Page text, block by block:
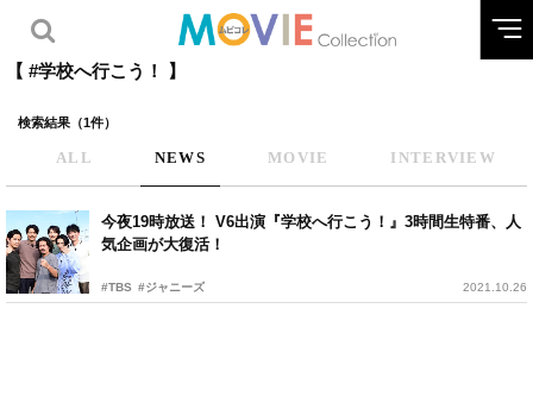
【 #学校へ行こう！ 】
検索結果（1件）
ALL NEWS MOVIE INTERVIEW
今夜19時放送！ V6出演『学校へ行こう！』3時間生特番、人
気企画が大復活！
#TBS #ジャニーズ 2021.10.26